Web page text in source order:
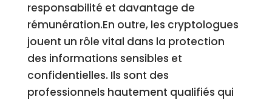
responsabilité et davantage de
rémunération.En outre, les cryptologues
jouent un rôle vital dans la protection
des informations sensibles et
confidentielles. Ils sont des
professionnels hautement qualifiés qui